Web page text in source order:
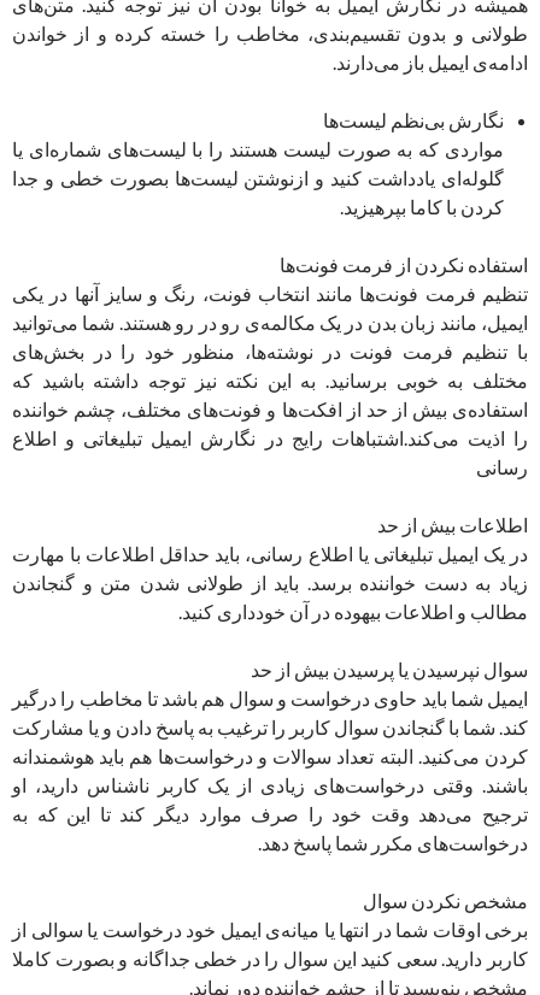
طولانی و بدون تقسیم‌بندی، مخاطب را خسته کرده و از خواندن
ادامه‌ی ایمیل باز می‌دارند.
نگارش بی‌نظم لیست‌ها
مواردی که به صورت لیست هستند را با لیست‌های شماره‌ای یا
گلوله‌ای یادداشت کنید و ازنوشتن لیست‌ها بصورت خطی و جدا
کردن با کاما بپرهیزید.
استفاده نکردن از فرمت فونت‌ها
تنظیم فرمت فونت‌ها مانند انتخاب فونت، رنگ و سایز آنها در یکی
ایمیل، مانند زبان بدن در یک مکالمه‌ی رو در رو هستند. شما می‌توانید
با تنظیم فرمت فونت در نوشته‌ها، منظور خود را در بخش‌های
مختلف به خوبی برسانید. به این نکته نیز توجه داشته باشید که
استفاده‌ی بیش از حد از افکت‌ها و فونت‌های مختلف، چشم خواننده
را اذیت می‌کند.اشتباهات رایج در نگارش ایمیل تبلیغاتی و اطلاع
رسانی
اطلاعات بیش از حد
در یک ایمیل تبلیغاتی یا اطلاع رسانی، باید حداقل اطلاعات با مهارت
زیاد به دست خواننده برسد. باید از طولانی شدن متن و گنجاندن
مطالب و اطلاعات بیهوده در آن خودداری کنید.
سوال نپرسیدن یا پرسیدن بیش از حد
ایمیل شما باید حاوی درخواست و سوال هم باشد تا مخاطب را درگیر
کند. شما با گنجاندن سوال کاربر را ترغیب به پاسخ دادن و یا مشارکت
کردن می‌کنید. البته تعداد سوالات و درخواست‌ها هم باید هوشمندانه
باشند. وقتی درخواست‌های زیادی از یک کاربر ناشناس دارید، او
ترجیح می‌دهد وقت خود را صرف موارد دیگر کند تا این که به
درخواست‌های مکرر شما پاسخ دهد.
مشخص نکردن سوال
برخی اوقات شما در انتها یا میانه‌ی ایمیل خود درخواست یا سوالی از
کاربر دارید. سعی کنید این سوال را در خطی جداگانه و بصورت کاملا
مشخص بنویسید تا از چشم خواننده دور نماند.